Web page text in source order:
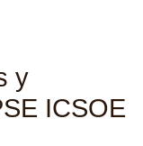
y
ICSOE